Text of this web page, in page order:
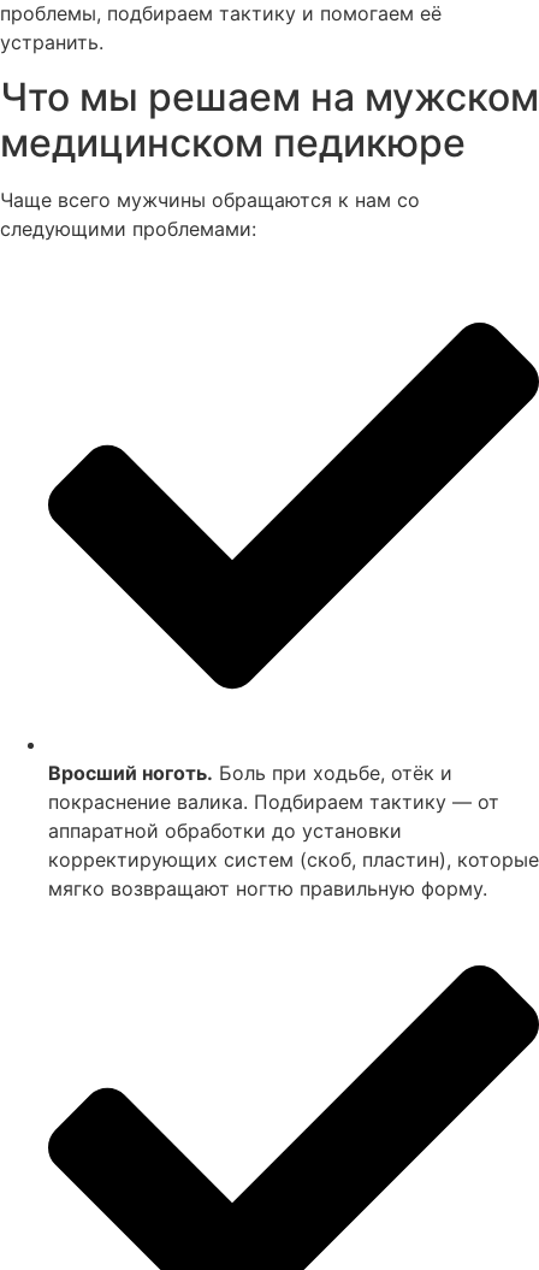
проблемы, подбираем тактику и помогаем её
устранить.
Что мы решаем на мужском
медицинском педикюре
Чаще всего мужчины обращаются к нам со
следующими проблемами:
Вросший ноготь. Боль при ходьбе, отёк и
покраснение валика. Подбираем тактику — от
аппаратной обработки до установки
корректирующих систем (скоб, пластин), которые
мягко возвращают ногтю правильную форму.